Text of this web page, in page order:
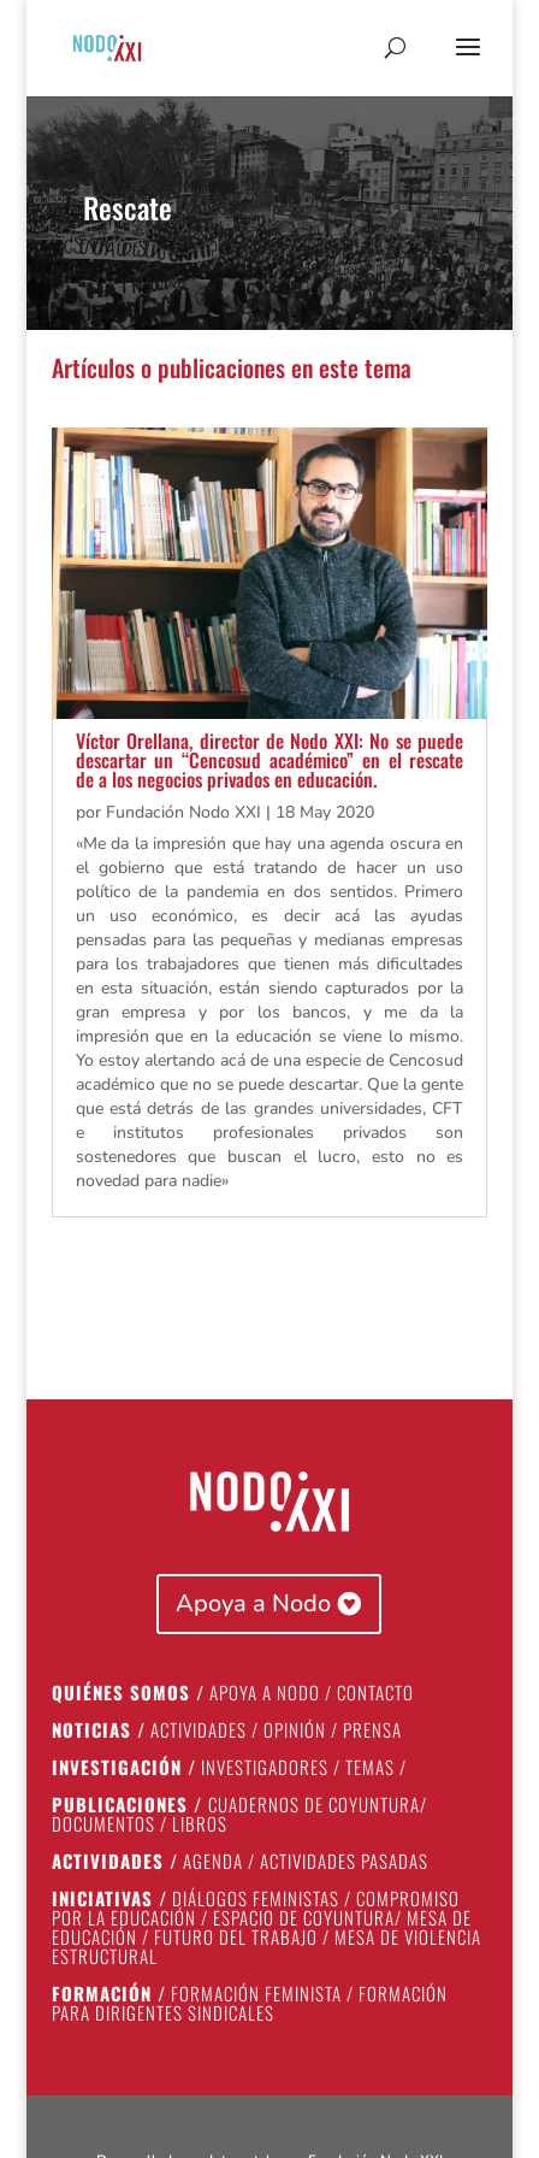
Rescate
Artículos o publicaciones en este tema
Víctor Orellana, director de Nodo XXI: No se puede
descartar un “Cencosud académico” en el rescate
de a los negocios privados en educación.
por Fundación Nodo XXI | 18 May 2020
«Me da la impresión que hay una agenda oscura en
el gobierno que está tratando de hacer un uso
político de la pandemia en dos sentidos. Primero
un uso económico, es decir acá las ayudas
pensadas para las pequeñas y medianas empresas
para los trabajadores que tienen más dificultades
en esta situación, están siendo capturados por la
gran empresa y por los bancos, y me da la
impresión que en la educación se viene lo mismo.
Yo estoy alertando acá de una especie de Cencosud
académico que no se puede descartar. Que la gente
que está detrás de las grandes universidades, CFT
e institutos profesionales privados son
sostenedores que buscan el lucro, esto no es
novedad para nadie»
Apoya a Nodo
QUIÉNES SOMOS / APOYA A NODO / CONTACTO
NOTICIAS / ACTIVIDADES / OPINIÓN / PRENSA
INVESTIGACIÓN / INVESTIGADORES / TEMAS /
PUBLICACIONES / CUADERNOS DE COYUNTURA/
DOCUMENTOS / LIBROS
ACTIVIDADES / AGENDA / ACTIVIDADES PASADAS
INICIATIVAS / DIÁLOGOS FEMINISTAS / COMPROMISO
POR LA EDUCACIÓN / ESPACIO DE COYUNTURA/ MESA DE
EDUCACIÓN / FUTURO DEL TRABAJO / MESA DE VIOLENCIA
ESTRUCTURAL
FORMACIÓN / FORMACIÓN FEMINISTA / FORMACIÓN
PARA DIRIGENTES SINDICALES